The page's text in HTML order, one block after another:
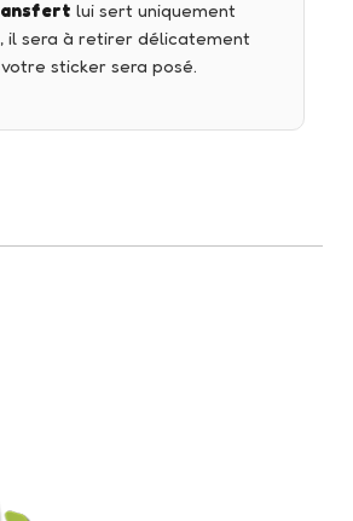
lui sert uniquement
il sera à retirer délicatement
sticker sera posé.